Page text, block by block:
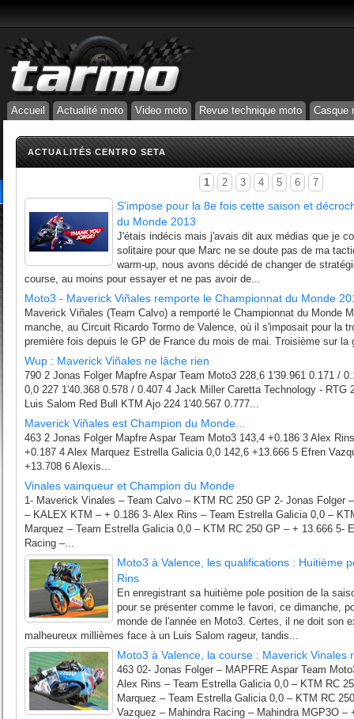
Accueil Actualité moto Video moto Revue technique moto Casque
ACTUALITÉS CENTRO SETA
1 2 3 4 5 6 7
S'impose pour la 8e fois cette saison et
du Monde 2013
J'étais indécis mais j'avais dit aux médias que je
solitaire pour que Marc ne se doute pas de ma
warm-up, nous avons décidé de changer de
course, au moins pour essayer et ne pas avoir de...
Moto3 - Maverick Viñales remporte le Championnat du Monde
Maverick Viñales (Team Calvo) a remporté le Championnat du Monde
manche, au Circuit Ricardo Tormo de Valence, où il s'imposait pour la
première fois depuis le GP de France du mois de mai. Troisième sur la
Wup : Maverick Viñales ne lâche rien
790 2 Jonas Folger Mapfre Aspar Team Moto3 228,6 1'39.961 0.171 /
0,0 227 1'40.368 0.578 / 0.407 4 Jack Miller Caretta Technology - RTG
Luis Salom Red Bull KTM Ajo 224 1'40.567 0.777...
Maverick Viñales est Champion du Monde...
463 2 Jonas Folger Mapfre Aspar Team Moto3 143,4 +0.186 3 Alex
+0.187 4 Alex Marquez Estrella Galicia 0,0 142,6 +13.666 5 Efren
+13.708 6 Alexis...
Vinales vainqueur et Champion du Monde
1- Maverick Vinales – Team Calvo – KTM RC 250 GP 2- Jonas Folger
– KALEX KTM – + 0.186 3- Alex Rins – Team Estrella Galicia 0,0 –
Marquez – Team Estrella Galicia 0,0 – KTM RC 250 GP – + 13.666 5-
Racing –...
Moto3 à Valence, les qualifications : Huitième
Rins
En enregistrant sa huitième pole position de la
pour se présenter comme le favori, ce dimanche,
monde de l'année en Moto3. Certes, il ne doit son
malheureux millièmes face à un Luis Salom rageur, tandis...
Moto3 à Valence, la course : Maverick Vinales
463 02- Jonas Folger – MAPFRE Aspar Team
Alex Rins – Team Estrella Galicia 0,0 – KTM RC
Marquez – Team Estrella Galicia 0,0 – KTM RC
Vazquez – Mahindra Racing – Mahindra MGP3O